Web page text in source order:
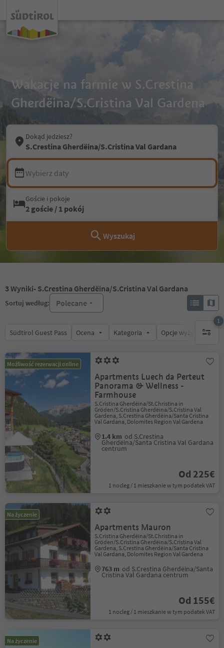
Wakacje na farmie w S.Crestina
Gherdëina/S.Cristina Val Gardena
Dokąd jedziesz?
S.Crestina Gherdëina/S.Cristina Val Gardana
Wybierz daty
Goście i pokoje
2 goście / 1 pokój
Wyszukaj
3 Wyniki- S.Crestina Gherdëina/S.Cristina Val Gardana
Sortuj według: Polecane
Südtirol Guest Pass Ocena Kategoria Opcje wyżywienia
1
1
Możliwość rezerwacji online
Apartments Luech da Perteut
Panorama & Wellness -
Farmhouse
S.Cristina Gherdëina/St.Christina in
Gröden/S.Cristina Gherdëina/S.Cristina Val
Gardena, S.Crestina Gherdëina/Santa Cristina
Val Gardana, Dolomites Region Val Gardena
1.4 km od S.Crestina
Gherdëina/Santa Cristina Val Gardana
centrum
Od 225€
1 nocleg / 1 mieszkanie w tym podatek VAT
Na życzenie
Apartments Mauron
S.Cristina Gherdëina/St.Christina in
Gröden/S.Cristina Gherdëina/S.Cristina Val
Gardena, S.Crestina Gherdëina/Santa Cristina
Val Gardana, Dolomites Region Val Gardena
763 m od S.Crestina Gherdëina/Santa
Cristina Val Gardana centrum
Od 155€
1 nocleg / 1 mieszkanie w tym podatek VAT
Na życzenie